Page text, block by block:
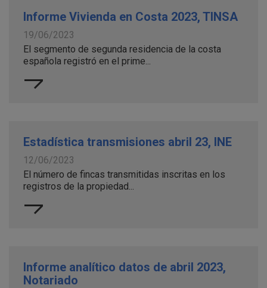
Informe Vivienda en Costa 2023, TINSA
19/06/2023
El segmento de segunda residencia de la costa
española registró en el prime...
Estadística transmisiones abril 23, INE
12/06/2023
El número de fincas transmitidas inscritas en los
registros de la propiedad...
Informe analítico datos de abril 2023,
Notariado